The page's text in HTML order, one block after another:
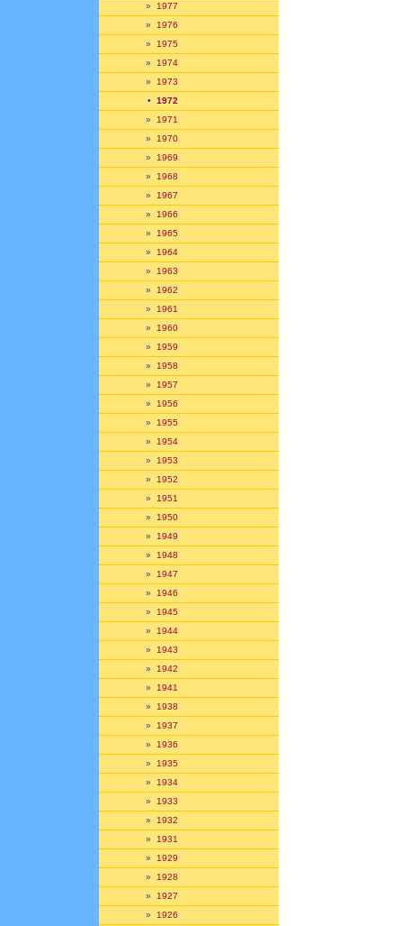
» 1977
» 1976
» 1975
» 1974
» 1973
• 1972
» 1971
» 1970
» 1969
» 1968
» 1967
» 1966
» 1965
» 1964
» 1963
» 1962
» 1961
» 1960
» 1959
» 1958
» 1957
» 1956
» 1955
» 1954
» 1953
» 1952
» 1951
» 1950
» 1949
» 1948
» 1947
» 1946
» 1945
» 1944
» 1943
» 1942
» 1941
» 1938
» 1937
» 1936
» 1935
» 1934
» 1933
» 1932
» 1931
» 1929
» 1928
» 1927
» 1926